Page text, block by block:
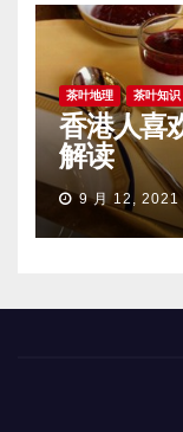
茶叶地理 茶叶知识
香港人喜
解读
9 月 12, 2021